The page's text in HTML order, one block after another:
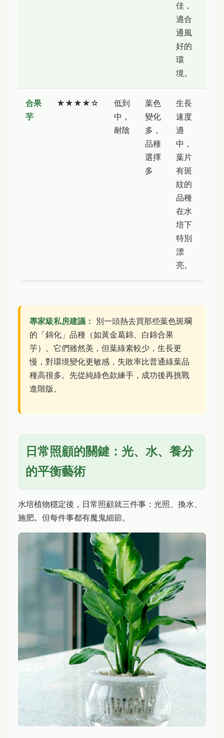
佳，
適合
通風
好的
環
境。
合果
芋
★★★★☆
低到
中，
耐陰
葉色
變化
多，
品種
選擇
多
生長
速度
適
中，
葉片
有斑
紋的
品種
在水
培下
特別
漂
亮。
專家級私房建議：
別一頭熱去買那些葉色斑斕
的「錦化」品種（如黃金葛錦、白錦合果
芋）。它們雖然美，但葉綠素較少，生長更
慢，對環境變化更敏感，失敗率比普通綠葉品
種高很多。先從純綠色款練手，成功後再挑戰
進階版。
日常照顧的關鍵：光、水、養分
的平衡藝術
水培植物穩定後，日常照顧就三件事：光照、換水、
施肥。但每件事都有魔鬼細節。